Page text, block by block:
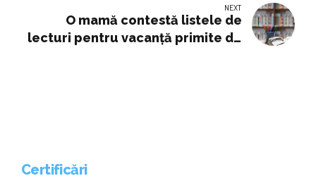
NEXT
O mamă contestă listele de
lecturi pentru vacanță primite de
Certificări